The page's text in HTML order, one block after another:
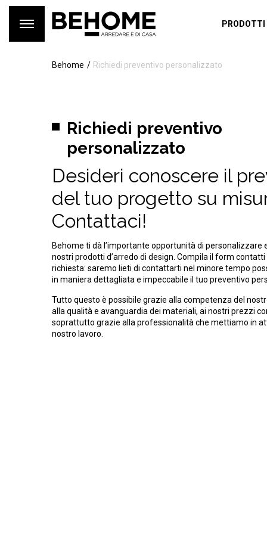
PRODOTTI
Behome Richiedi preventivo personalizzato
Richiedi preventivo
personalizzato
Desideri conoscere il
del tuo progetto su
Contattaci!
Behome ti dà l’importante opportunità di personalizzare
nostri prodotti d’arredo di design. Compila il form contatti
richiesta: saremo lieti di contattarti nel minore tempo
in maniera dettagliata e impeccabile il tuo preventivo
Tutto questo è possibile grazie alla competenza del
alla qualità e avanguardia dei materiali, ai nostri prezzi
soprattutto grazie alla professionalità che mettiamo in
nostro lavoro.